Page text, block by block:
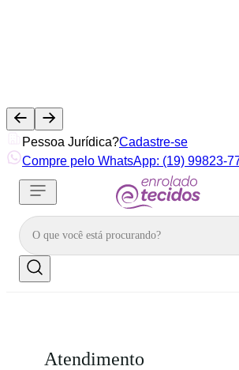
Pessoa Jurídica?Cadastre-se
Compre pelo WhatsApp: (19) 99823-
Atendimento